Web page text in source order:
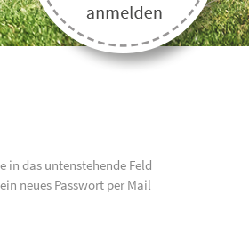
in das untenstehende Feld
neues Passwort per Mail